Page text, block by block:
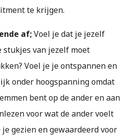
te krijgen.
af;Voel je dat je jezelf
van jezelf moet
Voel je je ontspannen en
onder hoogspanning omdat
bent op de ander en aan
voor wat de ander voelt
gezien en gewaardeerd voor